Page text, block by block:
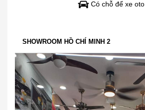
Có chỗ để xe oto
SHOWROOM HỒ CHÍ MINH 2